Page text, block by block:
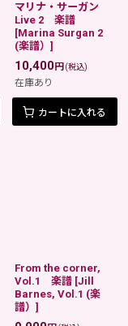
マリナ・サーガン
Live 2 楽譜
[Marina Surgan 2
(楽譜） ]
10,400円 (税込)
在庫あり
カートに入れる
From the corner,
Vol.1 楽譜 [Jill
Barnes, Vol.1 (楽
譜） ]